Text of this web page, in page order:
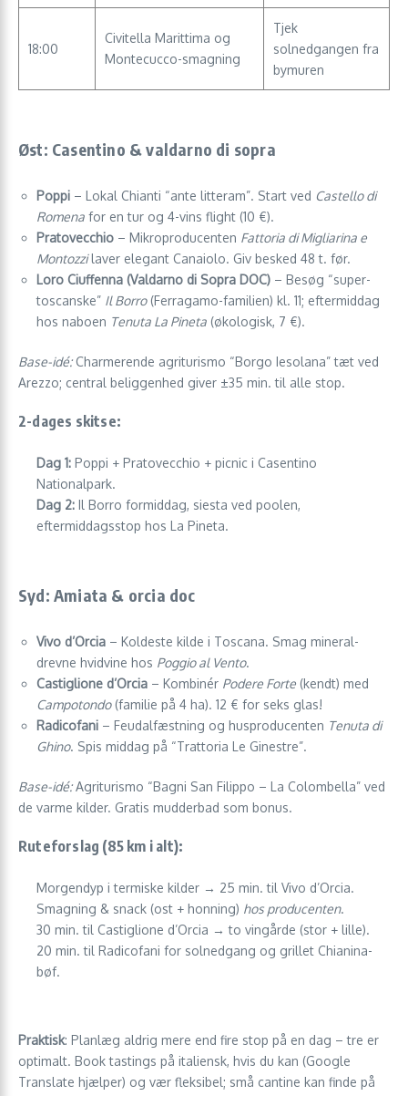
18:00
Civitella Marittima og
Montecucco-smagning
Tjek
solnedgangen fra
bymuren
Øst: Casentino & valdarno di sopra
Poppi – Lokal Chianti “ante litteram”. Start ved Castello di
Romena for en tur og 4-vins flight (10 €).
Pratovecchio – Mikroproducenten Fattoria di Migliarina e
Montozzilaver elegant Canaiolo. Giv besked 48 t. før.
Loro Ciuffenna (Valdarno di Sopra DOC) – Besøg “super-
toscanske” Il Borro(Ferragamo-familien) kl. 11; eftermiddag
hos naboen Tenuta La Pineta (økologisk, 7 €).
Base-idé:Charmerende agriturismo “Borgo Iesolana” tæt ved
Arezzo; central beliggenhed giver ±35 min. til alle stop.
2-dages skitse:
Dag 1: Poppi + Pratovecchio + picnic i Casentino
Nationalpark.
Dag 2: Il Borro formiddag, siesta ved poolen,
eftermiddagsstop hos La Pineta.
Syd: Amiata & orcia doc
Vivo d’Orcia – Koldeste kilde i Toscana. Smag mineral-
drevne hvidvine hos Poggio al Vento.
Castiglione d’Orcia – Kombinér Podere Forte (kendt) med
Campotondo(familie på 4 ha). 12 € for seks glas!
Radicofani – Feudalfæstning og husproducenten Tenuta di
Ghino. Spis middag på “Trattoria Le Ginestre”.
Base-idé:Agriturismo “Bagni San Filippo – La Colombella” ved
de varme kilder. Gratis mudderbad som bonus.
Ruteforslag (85 km i alt):
Morgendyp i termiske kilder → 25 min. til Vivo d’Orcia.
Smagning & snack (ost + honning) hos producenten.
30 min. til Castiglione d’Orcia → to vingårde (stor + lille).
20 min. til Radicofani for solnedgang og grillet Chianina-
bøf.
Praktisk: Planlæg aldrig mere end fire stop på en dag – tre er
optimalt. Book tastings på italiensk, hvis du kan (Google
Translate hjælper) og vær fleksibel; små cantine kan finde på